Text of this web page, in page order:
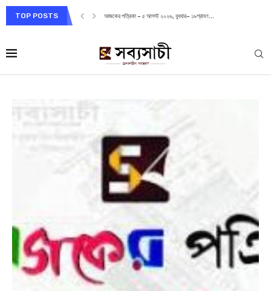
TOP POSTS আজকের পত্রিকা – ৫ আগস্ট ২০২৬, বুধবার– ১৯শ্রাবণ...